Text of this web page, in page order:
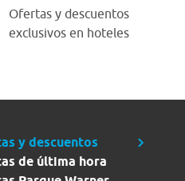
Ofertas y descuentos
exclusivos en hoteles
y descuentos
de última hora